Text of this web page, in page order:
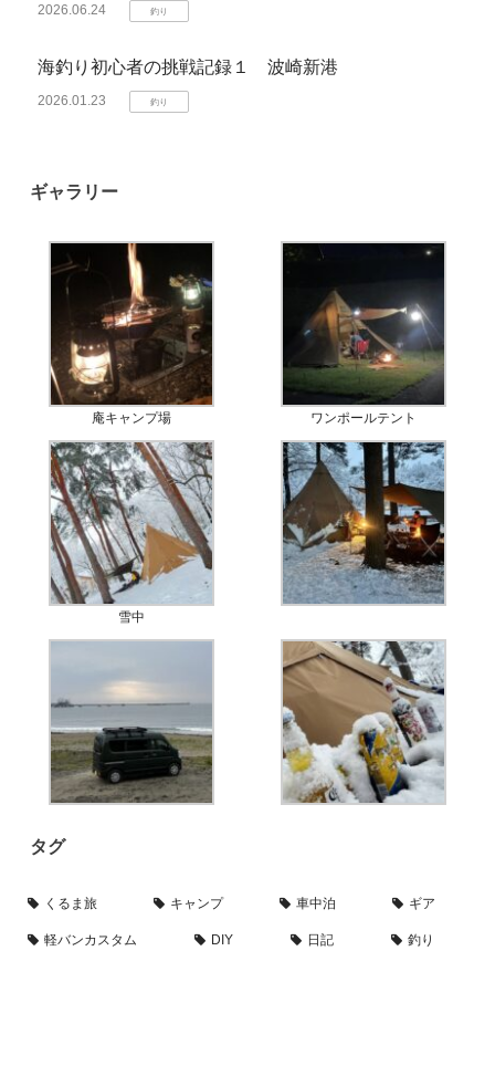
2026.06.24 釣り
海釣り初心者の挑戦記録１ 波崎新港
2026.01.23 釣り
ギャラリー
庵キャンプ場 ワンポールテント
雪中
タグ
くるま旅 キャンプ 車中泊 ギア
軽バンカスタム DIY 日記 釣り